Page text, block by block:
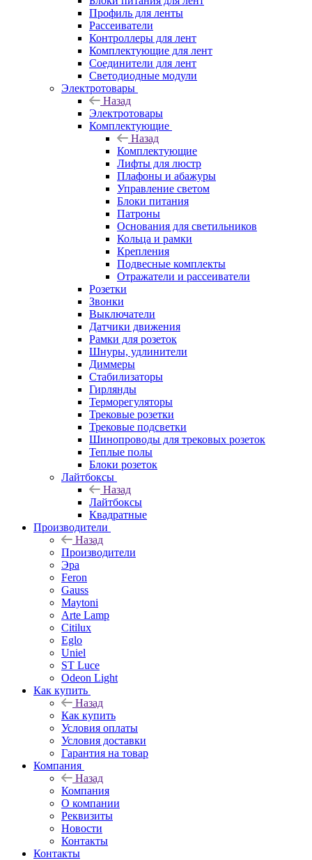
Профиль для ленты
Рассеиватели
Контроллеры для лент
Комплектующие для лент
Соединители для лент
Светодиодные модули
Электротовары
Назад
Электротовары
Комплектующие
Назад
Комплектующие
Лифты для люстр
Плафоны и абажуры
Управление светом
Блоки питания
Патроны
Основания для светильников
Кольца и рамки
Крепления
Подвесные комплекты
Отражатели и рассеиватели
Розетки
Звонки
Выключатели
Датчики движения
Рамки для розеток
Шнуры, удлинители
Диммеры
Стабилизаторы
Гирлянды
Терморегуляторы
Трековые розетки
Трековые подсветки
Шинопроводы для трековых розеток
Теплые полы
Блоки розеток
Лайтбоксы
Назад
Лайтбоксы
Квадратные
Производители
Назад
Производители
Эра
Feron
Gauss
Maytoni
Arte Lamp
Citilux
Eglo
Uniel
ST Luce
Odeon Light
Как купить
Назад
Как купить
Условия оплаты
Условия доставки
Гарантия на товар
Компания
Назад
Компания
О компании
Реквизиты
Новости
Контакты
Контакты